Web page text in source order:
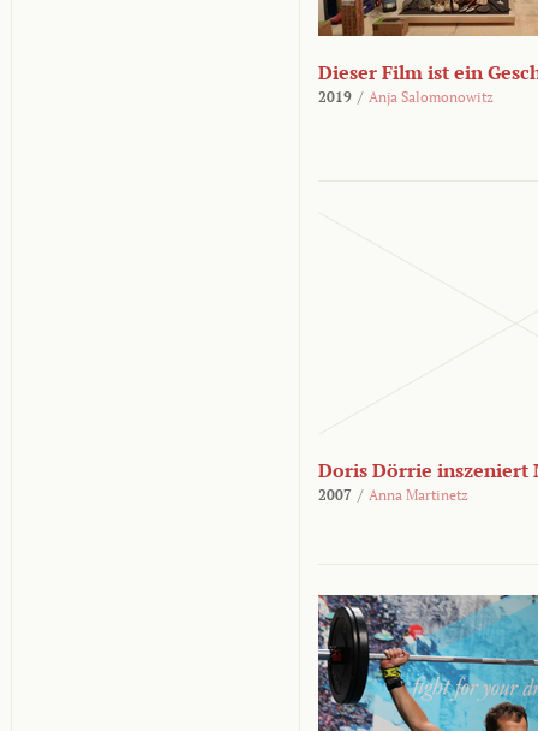
Dieser Film ist ein
2019 / Anja Salomonowitz
Doris Dörrie inszeniert
2007 / Anna Martinetz